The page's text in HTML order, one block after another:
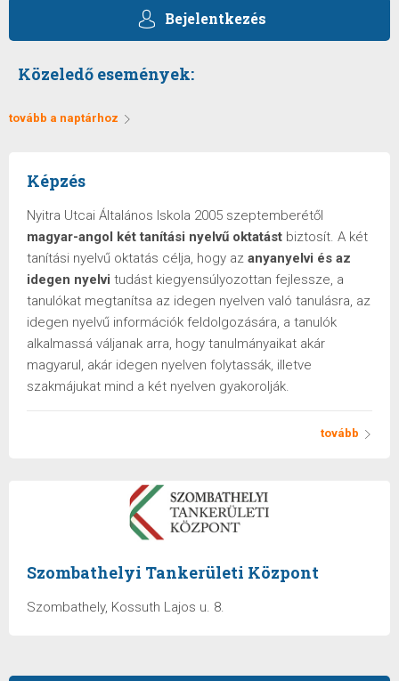
Bejelentkezés
Közeledő események:
tovább a naptárhoz
Képzés
Nyitra Utcai Általános Iskola 2005 szeptemberétől
magyar-angol két tanítási nyelvű oktatást biztosít. A két
tanítási nyelvű oktatás célja, hogy az anyanyelvi és az
idegen nyelvi tudást kiegyensúlyozottan fejlessze, a
tanulókat megtanítsa az idegen nyelven való tanulásra, az
idegen nyelvű információk feldolgozására, a tanulók
alkalmassá váljanak arra, hogy tanulmányaikat akár
magyarul, akár idegen nyelven folytassák, illetve
szakmájukat mind a két nyelven gyakorolják.
tovább
Szombathelyi Tankerületi Központ
Szombathely, Kossuth Lajos u. 8.